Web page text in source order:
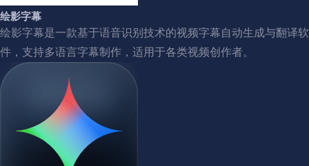
绘影字幕
绘影字幕是一款基于语音识别技术的视频字幕自动生成与翻译软
件，支持多语言字幕制作，适用于各类视频创作者。